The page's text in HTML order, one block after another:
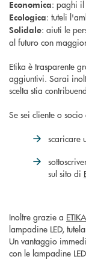
Economica: paghi il
Ecologica: tuteli
Solidale: aiuti le
al futuro con
Etika è trasparente
aggiuntivi. Sarai
scelta stia
Se sei cliente o
scaricare
sul sito di
Inoltre grazie a
lampadine LED,
Un vantaggio
con le lampadine